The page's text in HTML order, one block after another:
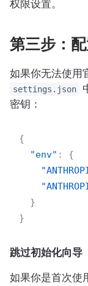
权限设置。
第三步：
如果你无法使用
settings.json
密钥：
{
"env" :
{
}
}
跳过初始化向导
如果你是首次使